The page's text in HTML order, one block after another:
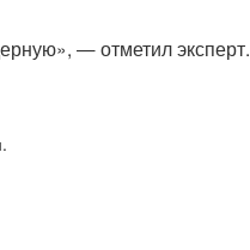
— отметил эксперт.